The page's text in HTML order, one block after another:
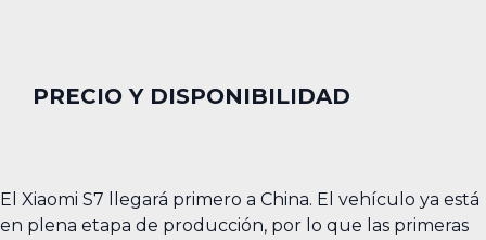
PRECIO Y DISPONIBILIDAD
El Xiaomi S7 llegará primero a China. El vehículo ya está
en plena etapa de producción, por lo que las primeras